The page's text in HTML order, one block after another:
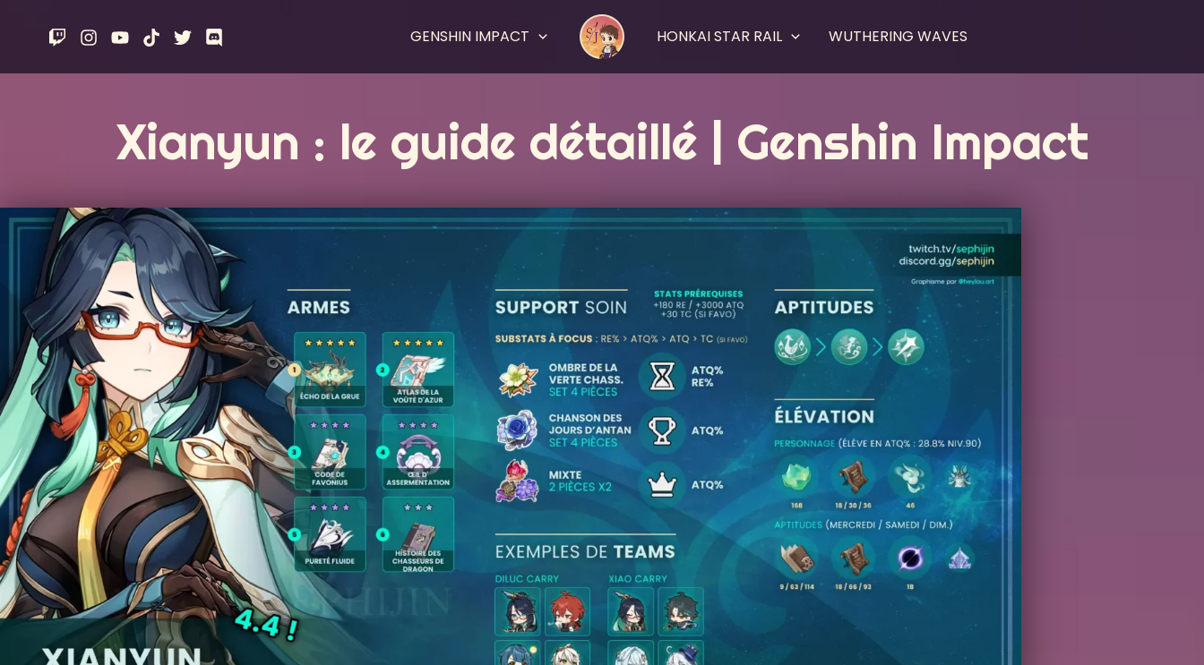
GENSHIN IMPACT HONKAI STAR RAIL WUTHERING WAVES
Xianyun : le guide détaillé | Genshin Impact